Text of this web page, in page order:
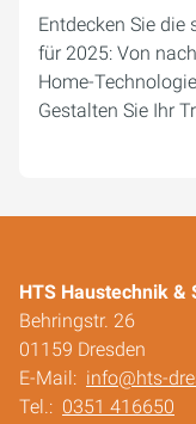
Entdecken Sie
für 2025: Von
Home-
Gestalten Sie Ihr
HTS Haustechnik &
Behringstr. 26
01159 Dresden
E-Mail: info@hts-
Tel.: 0351 416650